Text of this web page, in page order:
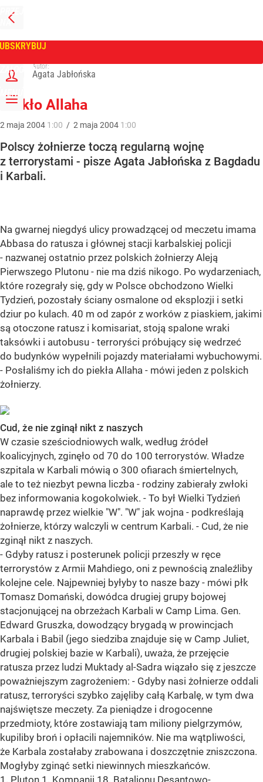
PRZEJDŹ
NA
GŁÓWNĄ
ZALOGUJ
MENU
Tygodnik Wprost
Autor:
Agata Jabłońska
Piekło Allaha
2 maja 2004 1:00 / 2 maja 2004 1:00
Polscy żołnierze toczą regularną wojnę
z terrorystami - pisze Agata Jabłońska z Bagdadu
i Karbali.
Na gwarnej niegdyś ulicy prowadzącej od meczetu imama
Abbasa do ratusza i głównej stacji karbalskiej policji
- nazwanej ostatnio przez polskich żołnierzy Aleją
Pierwszego Plutonu - nie ma dziś nikogo. Po wydarzeniach,
które rozegrały się, gdy w Polsce obchodzono Wielki
Tydzień, pozostały ściany osmalone od eksplozji i setki
dziur po kulach. 40 m od zapór z worków z piaskiem, jakimi
są otoczone ratusz i komisariat, stoją spalone wraki
taksówki i autobusu - terroryści próbujący się wedrzeć
do budynków wypełnili pojazdy materiałami wybuchowymi.
- Posłaliśmy ich do piekła Allaha - mówi jeden z polskich
żołnierzy.
Cud, że nie zginął nikt z naszych
W czasie sześciodniowych walk, według źródeł
koalicyjnych, zginęło od 70 do 100 terrorystów. Władze
szpitala w Karbali mówią o 300 ofiarach śmiertelnych,
ale to też niezbyt pewna liczba - rodziny zabierały zwłoki
bez informowania kogokolwiek. - To był Wielki Tydzień
naprawdę przez wielkie "W". "W" jak wojna - podkreślają
żołnierze, którzy walczyli w centrum Karbali. - Cud, że nie
zginął nikt z naszych.
- Gdyby ratusz i posterunek policji przeszły w ręce
terrorystów z Armii Mahdiego, oni z pewnością znaleźliby
kolejne cele. Najpewniej byłyby to nasze bazy - mówi płk
Tomasz Domański, dowódca drugiej grupy bojowej
stacjonującej na obrzeżach Karbali w Camp Lima. Gen.
Edward Gruszka, dowodzący brygadą w prowincjach
Karbala i Babil (jego siedziba znajduje się w Camp Juliet,
drugiej polskiej bazie w Karbali), uważa, że przejęcie
ratusza przez ludzi Muktady al-Sadra wiązało się z jeszcze
poważniejszym zagrożeniem: - Gdyby nasi żołnierze oddali
ratusz, terroryści szybko zajęliby całą Karbalę, w tym dwa
najświętsze meczety. Za pieniądze i drogocenne
przedmioty, które zostawiają tam miliony pielgrzymów,
kupiliby broń i opłacili najemników. Nie ma wątpliwości,
że Karbala zostałaby zrabowana i doszczętnie zniszczona.
Mogłyby zginąć setki niewinnych mieszkańców.